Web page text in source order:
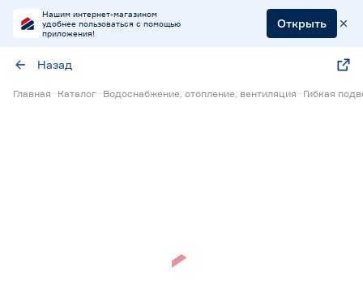
Нашим интернет-магазином
удобнее пользоваться с помощью
приложения!
Открыть
Назад
Главная Каталог Водоснабжение, отопление, вентиляция Гибкая